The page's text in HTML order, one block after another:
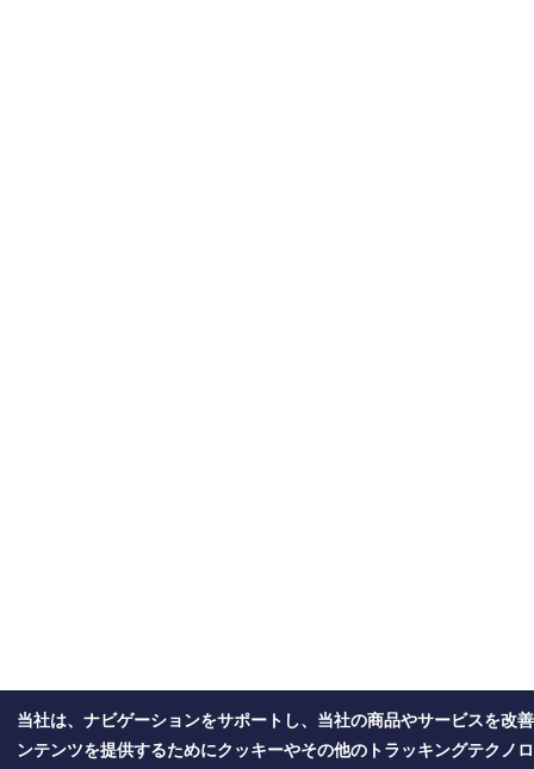
当社は、ナビゲーションをサポートし、当社の商品やサービスを改
ンテンツを提供するためにクッキーやその他のトラッキングテクノ